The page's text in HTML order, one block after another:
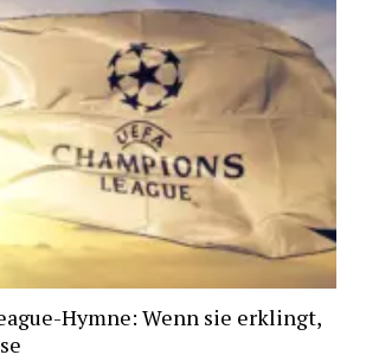
Hymne: Wenn sie erklingt,